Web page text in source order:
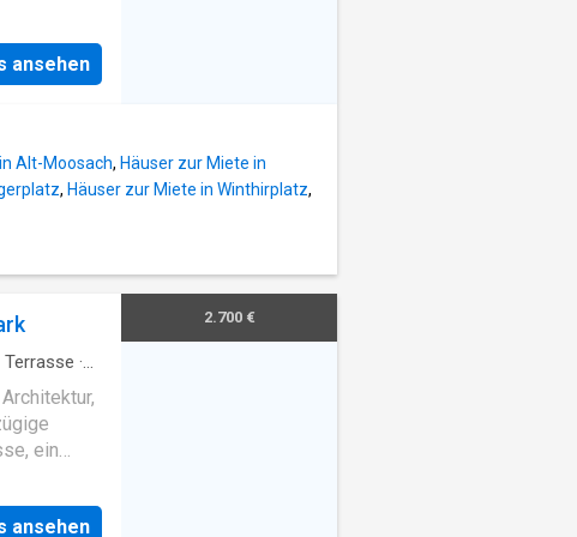
werden
Balkon ist
ansehen
Alt-Moosach, Häuser zur Miete in
, Häuser zur Miete in Winthirplatz,
Terrasse ·
ein
mit
ein
ansehen
2.700 €